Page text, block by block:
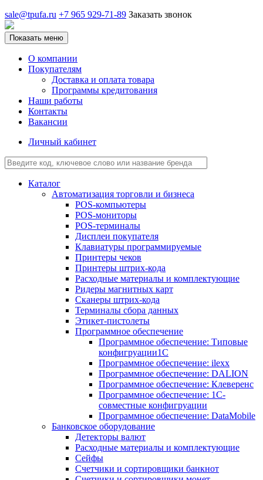
sale@tpufa.ru +7 965 929-71-89 Заказать звонок
Показать меню
О компании
Покупателям
Доставка и оплата товара
Программы кредитования
Наши работы
Контакты
Вакансии
Личный кабинет
Каталог
Автоматизация торговли и бизнеса
POS-компьютеры
POS-мониторы
POS-терминалы
Дисплеи покупателя
Клавиатуры программируемые
Принтеры чеков
Принтеры штрих-кода
Расходные материалы и комплектующие
Ридеры магнитных карт
Сканеры штрих-кода
Терминалы сбора данных
Этикет-пистолеты
Программное обеспечение
Программное обеспечение: Типовые
конфигруации1С
Программное обеспечение: ilexx
Программное обеспечение: DALION
Программное обеспечение: Клеверенс
Программное обеспечение: 1С-
совместные конфигруации
Программное обеспечение: DataMobile
Банковское оборудование
Детекторы валют
Расходные материалы и комплектующие
Сейфы
Счетчики и сортировщики банкнот